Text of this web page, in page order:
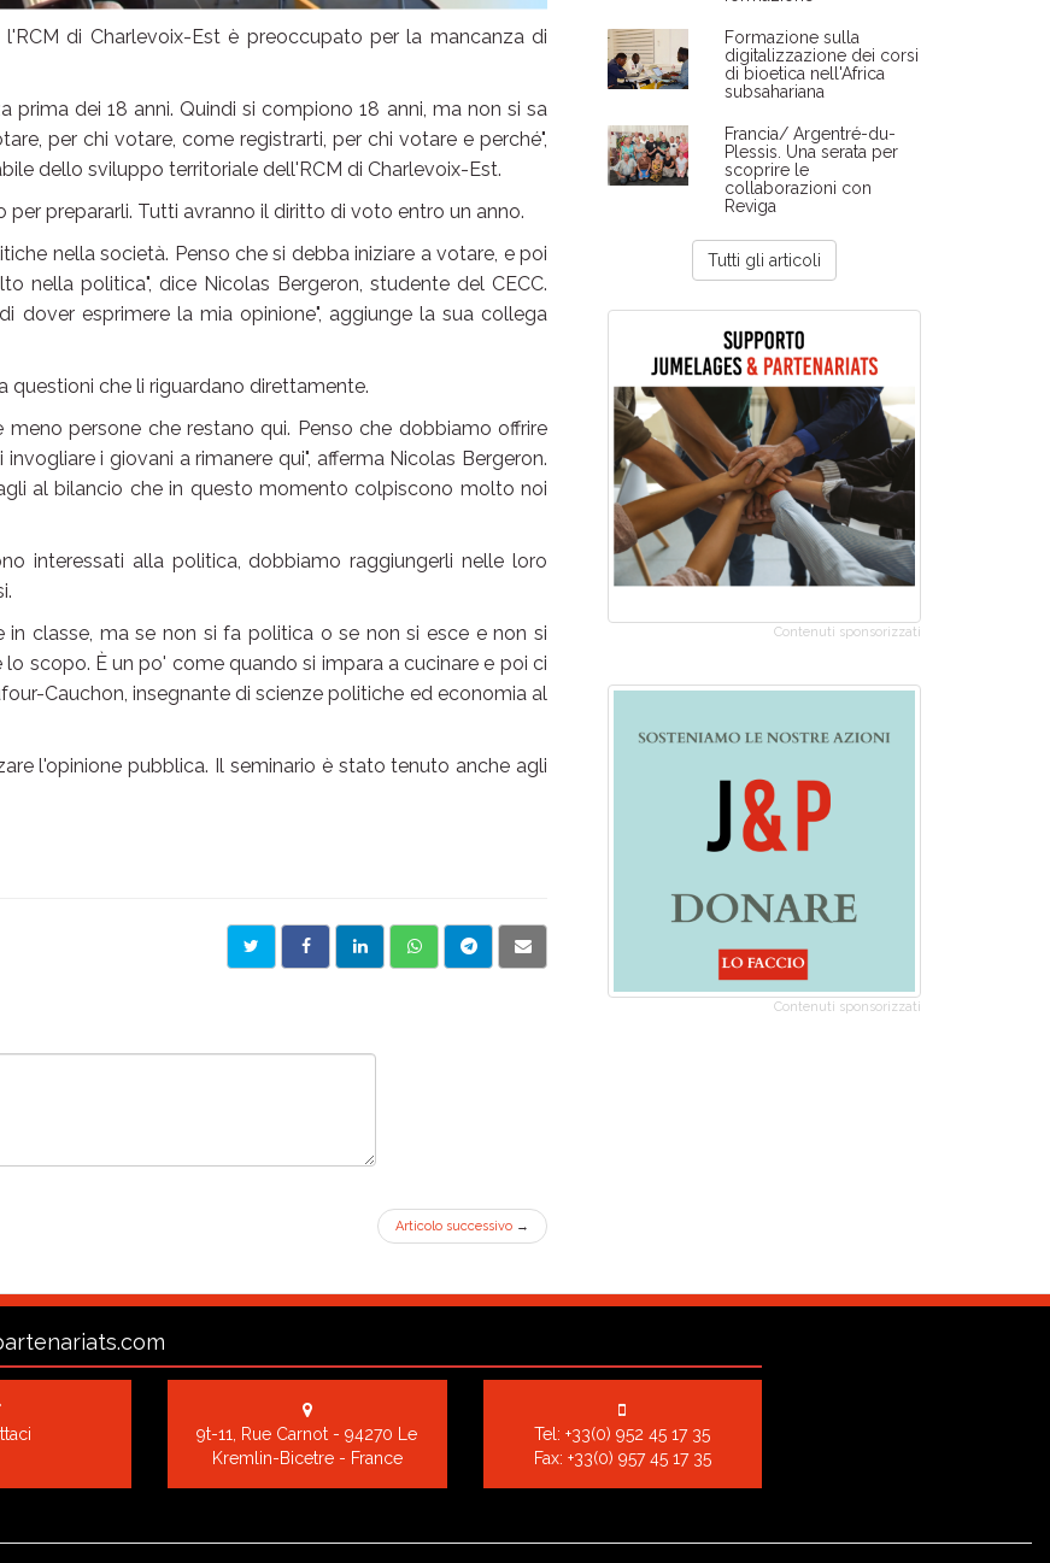
di Charlevoix-Est è preoccupato per la mancanza di
dei 18 anni. Quindi si compiono 18 anni, ma non si sa
per chi votare, come registrarti, per chi votare e perché",
dello sviluppo territoriale dell'RCM di Charlevoix-Est.
prepararli. Tutti avranno il diritto di voto entro un anno.
nella società. Penso che si debba iniziare a votare, e poi
nella politica", dice Nicolas Bergeron, studente del CECC.
dover esprimere la mia opinione", aggiunge la sua collega
che li riguardano direttamente.
persone che restano qui. Penso che dobbiamo offrire
i giovani a rimanere qui", afferma Nicolas Bergeron.
al bilancio che in questo momento colpiscono molto noi
interessati alla politica, dobbiamo raggiungerli nelle loro
classe, ma se non si fa politica o se non si esce e non si
scopo. È un po' come quando si impara a cucinare e poi ci
Cauchon, insegnante di scienze politiche ed economia al
l'opinione pubblica. Il seminario è stato tenuto anche agli
Articolo successivo →
Formazione sulla
digitalizzazione dei corsi
di bioetica nell'Africa
subsahariana
Francia/ Argentré-du-
Plessis. Una serata per
scoprire le
collaborazioni con
Reviga
Tutti gli articoli
Contenuti sponsorizzati
Contenuti sponsorizzati
9t-11, Rue Carnot - 94270 Le
Kremlin-Bicetre - France
Tel:+33(0) 952 45 17 35
Fax: +33(0) 957 45 17 35